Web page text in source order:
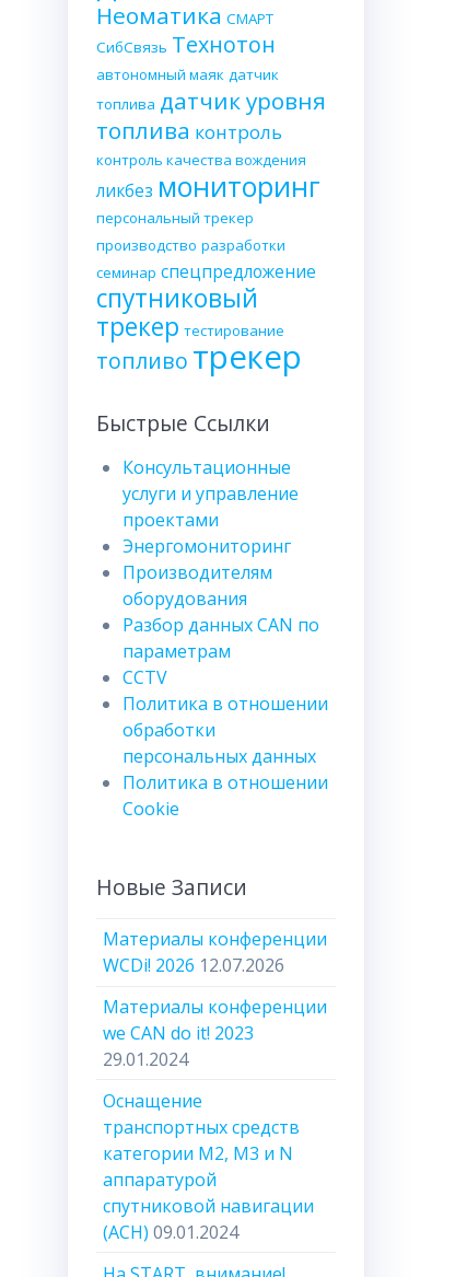
Неоматика СМАРТ
СибСвязь Технотон
автономный маяк датчик
топлива датчик уровня
топлива контроль
контроль качества вождения
ликбез мониторинг
персональный трекер
производство разработки
семинар спецпредложение
спутниковый
трекер тестирование
топливо трекер
Быстрые Ссылки
Консультационные
услуги и управление
проектами
Энергомониторинг
Производителям
оборудования
Разбор данных CAN по
параметрам
CCTV
Политика в отношении
обработки
персональных данных
Политика в отношении
Cookie
Новые Записи
Материалы конференции
WCDi! 2026 12.07.2026
Материалы конференции
we CAN do it! 2023
29.01.2024
Оснащение
транспортных средств
категории М2, М3 и N
аппаратурой
спутниковой навигации
(АСН) 09.01.2024